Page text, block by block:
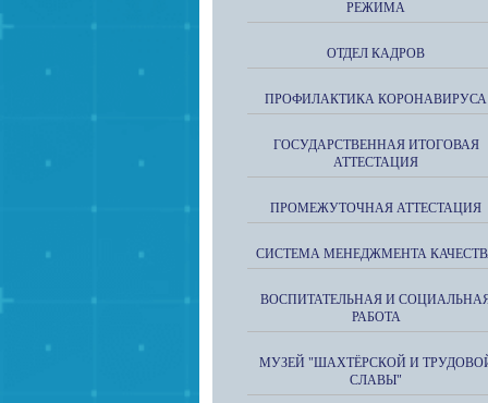
РЕЖИМА
ОТДЕЛ КАДРОВ
ПРОФИЛАКТИКА КОРОНАВИРУСА
ГОСУДАРСТВЕННАЯ ИТОГОВАЯ
АТТЕСТАЦИЯ
ПРОМЕЖУТОЧНАЯ АТТЕСТАЦИЯ
СИСТЕМА МЕНЕДЖМЕНТА
ВОСПИТАТЕЛЬНАЯ И
РАБОТА
МУЗЕЙ "ШАХТЁРСКОЙ И
СЛАВЫ"